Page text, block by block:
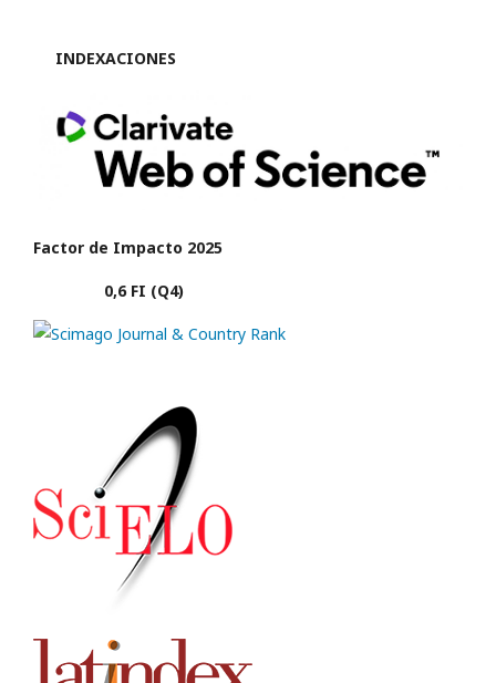
INDEXACIONES
Factor de Impacto 2025
0,6 FI (Q4)